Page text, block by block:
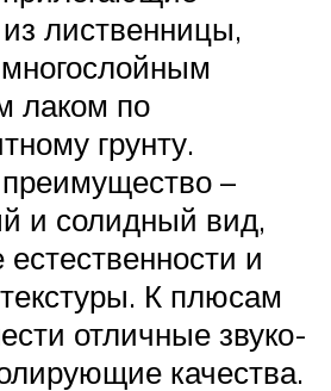
лиственницы,
лаком по
грунту.
–
и солидный вид,
и
текстуры. К плюсам
отличные звуко-
качества.